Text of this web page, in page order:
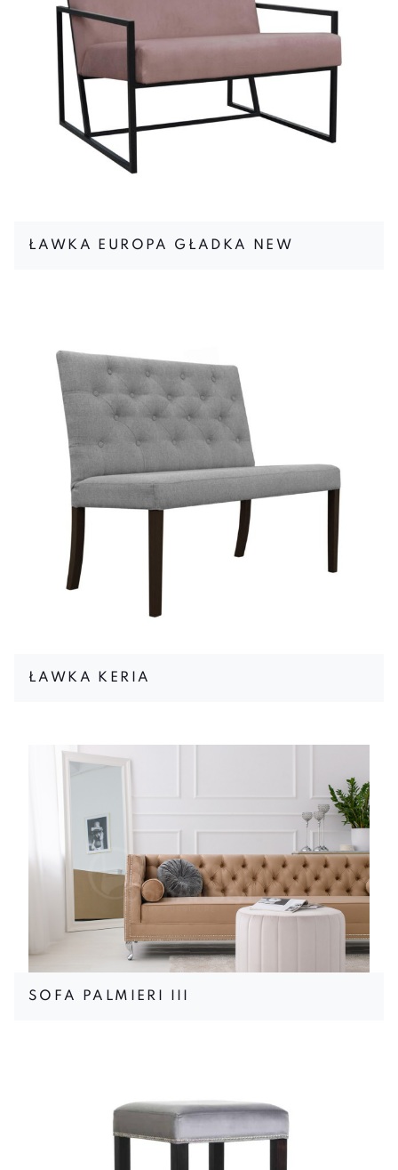
ŁAWKA EUROPA GŁADKA NEW
ŁAWKA KERIA
SOFA PALMIERI III